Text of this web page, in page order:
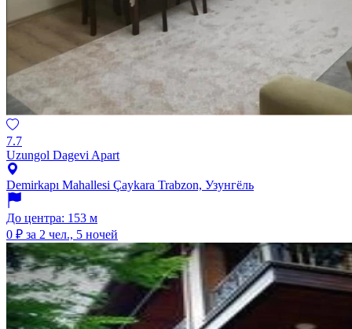
7.7
Uzungol Dagevi Apart
Demirkapı Mahallesi Çaykara Trabzon, Узунгёль
До центра: 153 м
0 ₽ за 2 чел., 5 ночей